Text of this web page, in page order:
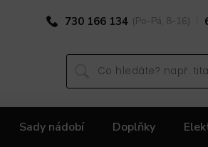
730 166 134 (Po-Pá, 8-16)
Sady nádobí Doplňky